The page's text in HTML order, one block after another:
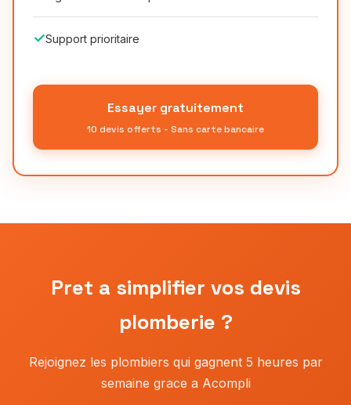
✓Support prioritaire
Essayer gratuitement
10 devis offerts - Sans carte bancaire
Pret a simplifier vos devis
plomberie ?
Rejoignez les plombiers qui gagnent 5 heures par
semaine grace a Acompli